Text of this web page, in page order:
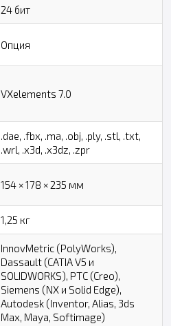
24 бит
Опция
VXelements 7.0
.dae, .fbx, .ma, .obj, .ply, .stl, .txt,
.wrl, .x3d, .x3dz, .zpr
154 × 178 × 235 мм
1,25 кг
InnovMetric (PolyWorks),
Dassault (CATIA V5 и
SOLIDWORKS), PTC (Creo),
Siemens (NX и Solid Edge),
Autodesk (Inventor, Alias, 3ds
Max, Maya, Softimage)